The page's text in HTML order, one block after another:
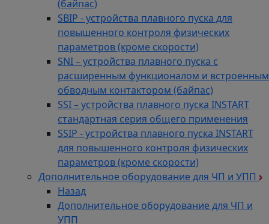
(байпас)
SBIP - устройства плавного пуска для
повышенного контроля физических
параметров (кроме скорости)
SNI – устройства плавного пуска с
расширенным функционалом и встроенным
обводным контактором (байпас)
SSI – устройства плавного пуска INSTART
стандартная серия общего применения
SSIP - устройства плавного пуска INSTART
для повышенного контроля физических
параметров (кроме скорости)
Дополнительное оборудование для ЧП и УПП
Назад
Дополнительное оборудование для ЧП и
УПП